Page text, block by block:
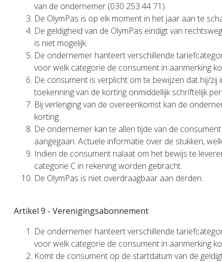
van de ondernemer (030 253 44 71).
De OlymPas is op elk moment in het jaar aan te
De geldigheid van de OlymPas eindigt van
is niet mogelijk.
De ondernemer hanteert verschillende
voor welk categorie de consument in aanmerking
De consument is verplicht om te bewijzen dat hij/
toekenning van de korting onmiddellijk schriftelijk
Bij verlenging van de overeenkomst kan de
korting.
De ondernemer kan te allen tijde van de
aangegaan. Actuele informatie over de stukken,
Indien de consument nalaat om het bewijs te
categorie C in rekening worden gebracht.
De OlymPas is niet overdraagbaar aan derden.
Artikel 9 - Verenigingsabonnement
De ondernemer hanteert verschillende
voor welk categorie de consument in aanmerking
Komt de consument op de startdatum van de